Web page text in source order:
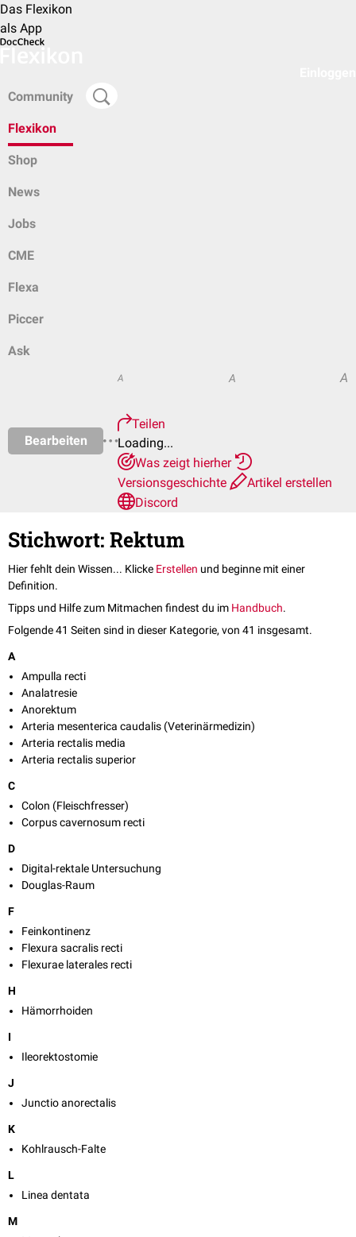
Das Flexikon
als App
Community
Flexikon
Shop
News
Jobs
CME
Flexa
Piccer
Ask
Bearbeiten
A A A
Teilen
Loading...
Was zeigt hierher
Versionsgeschichte
Artikel erstellen
Discord
Stichwort: Rektum
Hier fehlt dein Wissen... Klicke Erstellen und beginne mit einer
Definition.
Tipps und Hilfe zum Mitmachen findest du im Handbuch.
Folgende 41 Seiten sind in dieser Kategorie, von 41 insgesamt.
A
Ampulla recti
Analatresie
Anorektum
Arteria mesenterica caudalis (Veterinärmedizin)
Arteria rectalis media
Arteria rectalis superior
C
Colon (Fleischfresser)
Corpus cavernosum recti
D
Digital-rektale Untersuchung
Douglas-Raum
F
Feinkontinenz
Flexura sacralis recti
Flexurae laterales recti
H
Hämorrhoiden
I
Ileorektostomie
J
Junctio anorectalis
K
Kohlrausch-Falte
L
Linea dentata
M